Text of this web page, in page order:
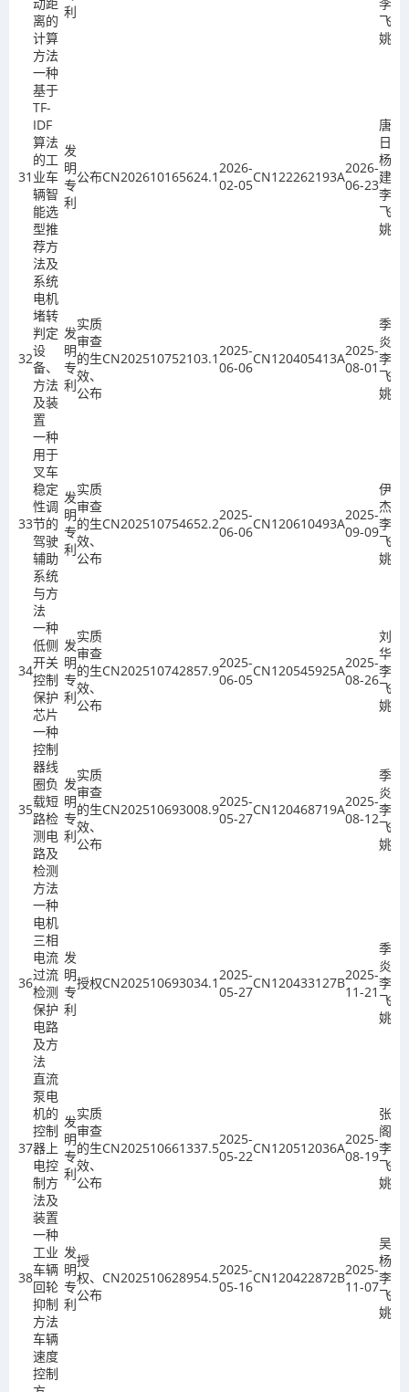
离的
计算
方法
利
飞、
姚欣
31
一种
基于
TF-
IDF
算法
的工
业车
辆智
能选
型推
荐方
法及
系统
发
明
专
利
公布CN202610165624.1
2026-
02-05CN122262193A
2026-
06-23
唐旭
日、
杨保
建、
李
飞、
姚欣
32
电机
堵转
判定
设
备、
方法
及装
置
发
明
专
利
实质
审查
的生
效、
公布
CN202510752103.12025-
06-06
CN120405413A2025-
08-01
季金
炎、
李
飞、
姚欣
33
一种
用于
叉车
稳定
性调
节的
驾驶
辅助
系统
与方
法
发
明
专
利
实质
审查
的生
效、
公布
CN202510754652.2
2025-
06-06CN120610493A
2025-
09-09
伊俊
杰、
李
飞、
姚欣
34
一种
低侧
开关
控制
保护
芯片
发
明
专
利
实质
审查
的生
效、
公布
CN202510742857.92025-
06-05
CN120545925A2025-
08-26
刘建
华、
李
飞、
姚欣
35
一种
控制
器线
圈负
载短
路检
测电
路及
检测
方法
发
明
专
利
实质
审查
的生
效、
公布
CN202510693008.92025-
05-27
CN120468719A2025-
08-12
季金
炎、
李
飞、
姚欣
36
一种
电机
三相
电流
过流
检测
保护
电路
及方
法
发
明
专
利
授权CN202510693034.12025-
05-27
CN120433127B2025-
11-21
季金
炎、
李
飞、
姚欣
37
直流
泵电
机的
控制
器上
电控
制方
法及
装置
发
明
专
利
实质
审查
的生
效、
公布
CN202510661337.5
2025-
05-22CN120512036A
2025-
08-19
张宗
阁、
李
飞、
姚欣
38
一种
工业
车辆
回轮
抑制
方法
发
明
专
利
授
权、
公布
CN202510628954.52025-
05-16
CN120422872B2025-
11-07
吴春
杨、
李
飞、
姚欣
车辆
速度
控制